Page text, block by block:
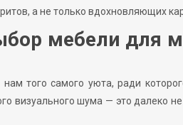
а не только вдохновляющих
мебели для
того самого уюта, ради
визуального шума — это далеко